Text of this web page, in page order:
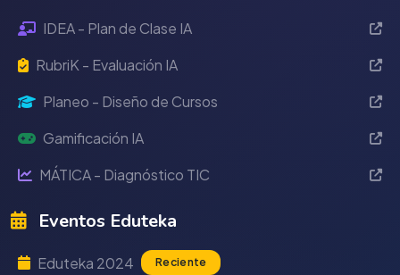
IDEA - Plan de Clase IA
RubriK - Evaluación IA
Planeo - Diseño de Cursos
Gamificación IA
MÁTICA - Diagnóstico TIC
Eventos Eduteka
Eduteka 2024 Reciente